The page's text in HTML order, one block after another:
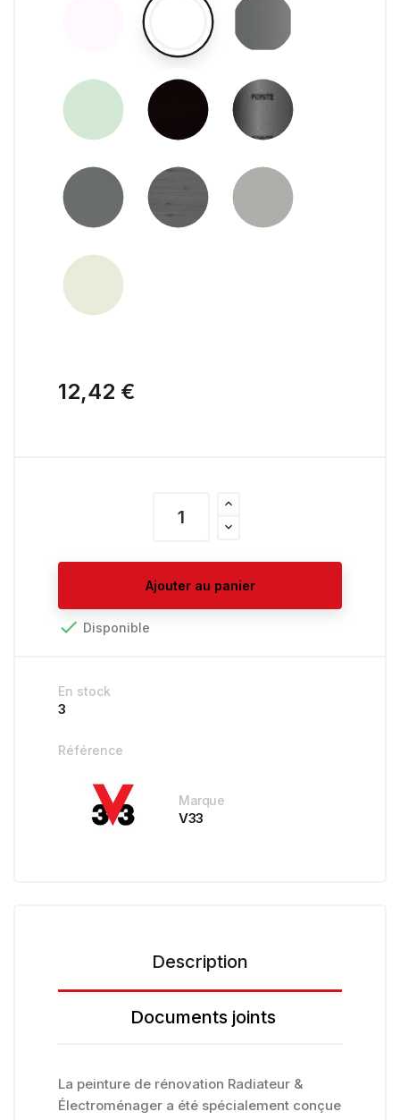
12,42 €
Ajouter au panier
 Disponible
En stock
3
Référence
Marque
V33
Description
Documents joints
La peinture de rénovation Radiateur &
Électroménager a été spécialement conçue